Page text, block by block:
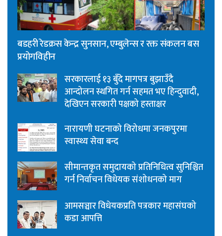
बडहरी रेडक्रस केन्द्र सुनसान, एम्बुलेन्स र रक्त संकलन बस
प्रयोगविहीन
सरकारलाई १३ बुँदे मागपत्र बुझाउँदै
आन्दोलन स्थगित गर्न सहमत भए हिन्दुवादी,
देखिएन सरकारी पक्षको हस्ताक्षर
नारायणी घटनाको विरोधमा जनकपुरमा
स्वास्थ्य सेवा बन्द
सीमान्तकृत समुदायको प्रतिनिधित्व सुनिश्चित
गर्न निर्वाचन विधेयक संशोधनको माग
आमसञ्चार विधेयकप्रति पत्रकार महासंघको
कडा आपत्ति